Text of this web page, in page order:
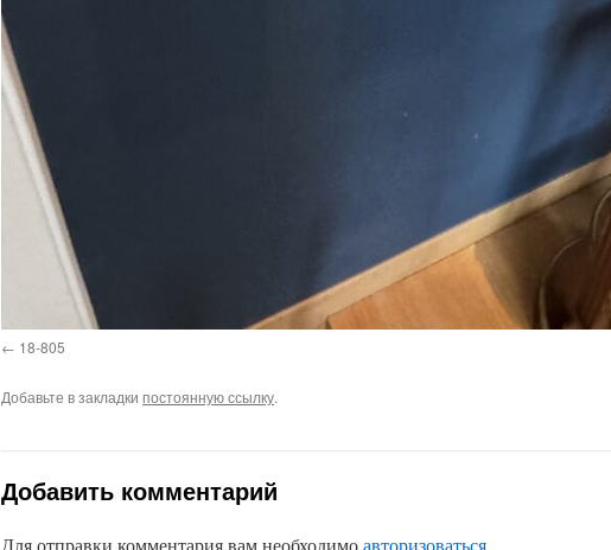
18-805
Добавьте в закладки постоянную ссылку.
Добавить комментарий
Для отправки комментария вам необходимоавторизоваться